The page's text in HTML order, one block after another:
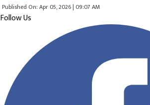
Published On: Apr 05, 2026 | 09:07 AM
Follow Us